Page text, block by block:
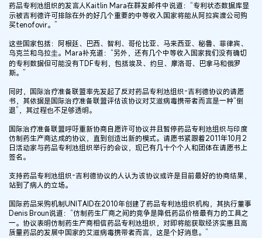
药品专利池组织的发言人Kaitlin Mara在群发邮件中说道：“专利状态数据库显
示被吉利德许可排除在外的好几个重要的中等收入国家将能从阿拉宾渡公司购
买tenofovir。”
这些国家包括：阿根廷、巴西、智利、哥伦比亚、马来西亚、秘鲁、菲律宾、
乌克兰和乌拉圭。Mara补充道：“另外，还有几个中等收入国家我们没有确切
的专利数据但可能没有TDF专利，包括埃及、约旦、摩洛哥、巴拿马和俄罗
斯。”
同时，国际治疗准备联盟率先发起了反对药品专利池组织-吉利德协议的请愿
书，其依据是国际治疗准备联盟评估该协议对艾滋病毒携带者而言是一种“倒
退”，其过程也不足够透明。
国际治疗准备联盟呼吁重新协商自愿许可协议并且暂停药品专利池组织与印度
仿制药生产商达成的协议，直到创造出新的模式。请愿书紧跟着2011年10月2
日活动家与药品专利池组织举行的会议，现已有几十个个人和团体在请愿书上
签名。
支持药品专利池组织-吉利德协议的人认为该协议或许是目前最好的协商结果，
站到了病人的立场。
国际药品采购机制UNITAID在2010年创建了药品专利池组织机构，其执行董事
Denis Broun说道：“仿制药生厂商之间的竞争是降低药品价格最有力的工具之
一。协议表明仿制药生产商相信药品专利池组织，对即将能获取经济实惠且高
质量药品的发展中国家的艾滋病毒携带者而言，这是个好消息。”